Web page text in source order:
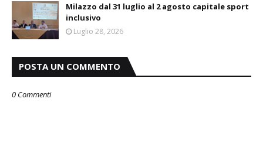
Milazzo dal 31 luglio al 2 agosto capitale sport
inclusivo
Luglio 28, 2026
POSTA UN COMMENTO
0 Commenti